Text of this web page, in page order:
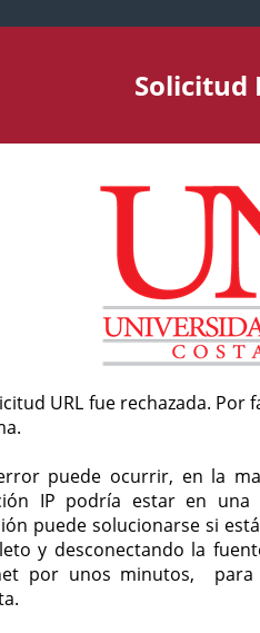
Solicitud
URL fue rechazada.
puede ocurrir, en la
IP podría estar en una
puede solucionarse si
y desconectando la
por unos minutos, para